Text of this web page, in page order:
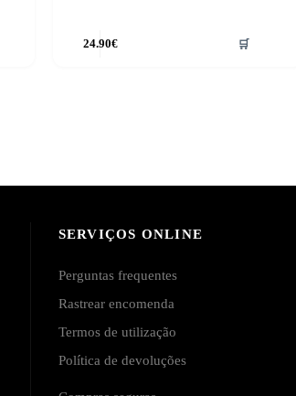
24.90€ 🛒
SERVIÇOS ONLINE
Perguntas frequentes
Rastrear encomenda
Termos de utilização
Política de devoluções